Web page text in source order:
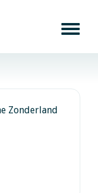
Zonderland